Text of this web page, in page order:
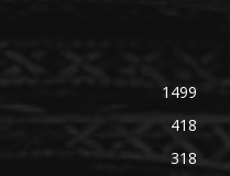
1499
418
318